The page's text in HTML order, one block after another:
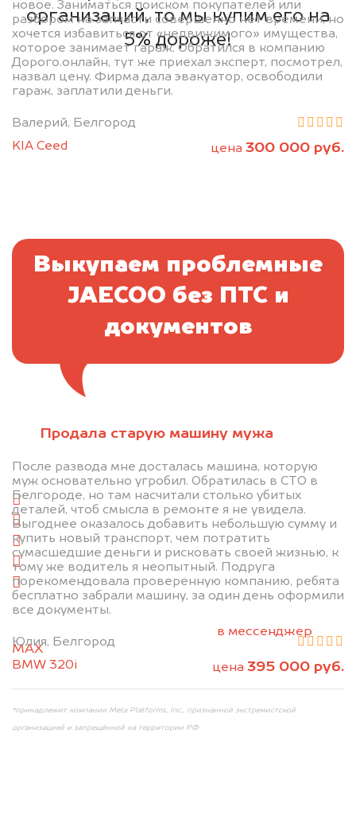
новое. Заниматься поиском покупателей или
разбором на запчасти совершенно нет времени, но
хочется избавиться от «недвижимого» имущества,
которое занимает гараж. Обратился в компанию
Дорого.онлайн, тут же приехал эксперт, посмотрел,
назвал цену. Фирма дала эвакуатор, освободили
гараж, заплатили деньги.
Валерий, Белгород
KIA Ceed
цена 300 000 руб.
Продала старую машину мужа
После развода мне досталась машина, которую
муж основательно угробил. Обратилась в СТО в
Белгороде, но там насчитали столько убитых
деталей, чтоб смысла в ремонте я не увидела.
Выгоднее оказалось добавить небольшую сумму и
купить новый транспорт, чем потратить
сумасшедшие деньги и рисковать своей жизнью, к
тому же водитель я неопытный. Подруга
порекомендовала проверенную компанию, ребята
бесплатно забрали машину, за один день оформили
все документы.
Юлия, Белгород
BMW 320i
цена 395 000 руб.
организаций, то мы купим его на
5% дороже!
Выкупаем проблемные
JAECOO без ПТС и
документов
минуту эксперт-оценщик назовёт сумму.
1. Сфотографируйте машину:
спереди
сзади
слева
справа
салон
2. Отправьте фотографии на номер
в мессенджер
MAXили на электронную почту
info@dorogo.online
*принадлежит компании Meta Platforms, Inc., признанной экстремистской
организацией и запрещённой на территории РФ